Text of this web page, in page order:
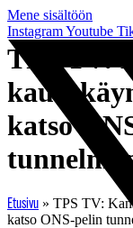
Mene sisältöön
InstagramYoutube
TPS TV:
kausi
katso
Etusivu » TPS TV:
katso ONS-pelin